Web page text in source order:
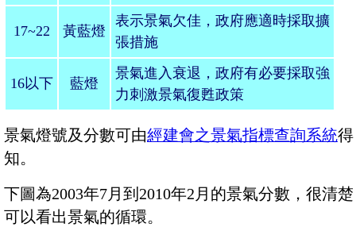
17~22 黃藍燈
表示景氣欠佳，政府應適時採取擴
張措施
16以下 藍燈
景氣進入衰退，政府有必要採取強
力刺激景氣復甦政策
景氣燈號及分數可由經建會之景氣指標查詢系統得
知。
下圖為2003年7月到2010年2月的景氣分數，很清楚
可以看出景氣的循環。